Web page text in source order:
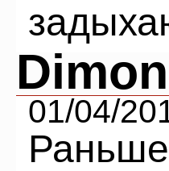
01/04/